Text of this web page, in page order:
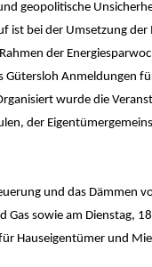
geopolitische
bei der Umsetzung
der
Anmeldungen
wurde die
der
und das Dämmen
sowie am Dienstag,
Hauseigentümer und